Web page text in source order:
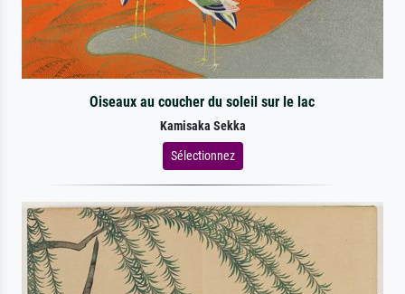
Oiseaux au coucher du soleil sur le lac
Kamisaka Sekka
Sélectionnez